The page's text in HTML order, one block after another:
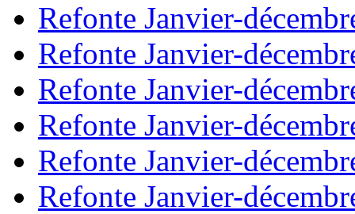
Refonte Janvier-
Refonte Janvier-
Refonte Janvier-
Refonte Janvier-
Refonte Janvier-
Refonte Janvier-